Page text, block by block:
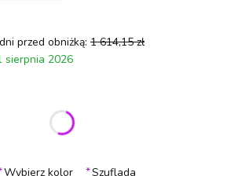
przed obniżką: 1 614,15 zł
sierpnia 2026
mogą różnić się ceną
Wybierz kolor
*Szuflada